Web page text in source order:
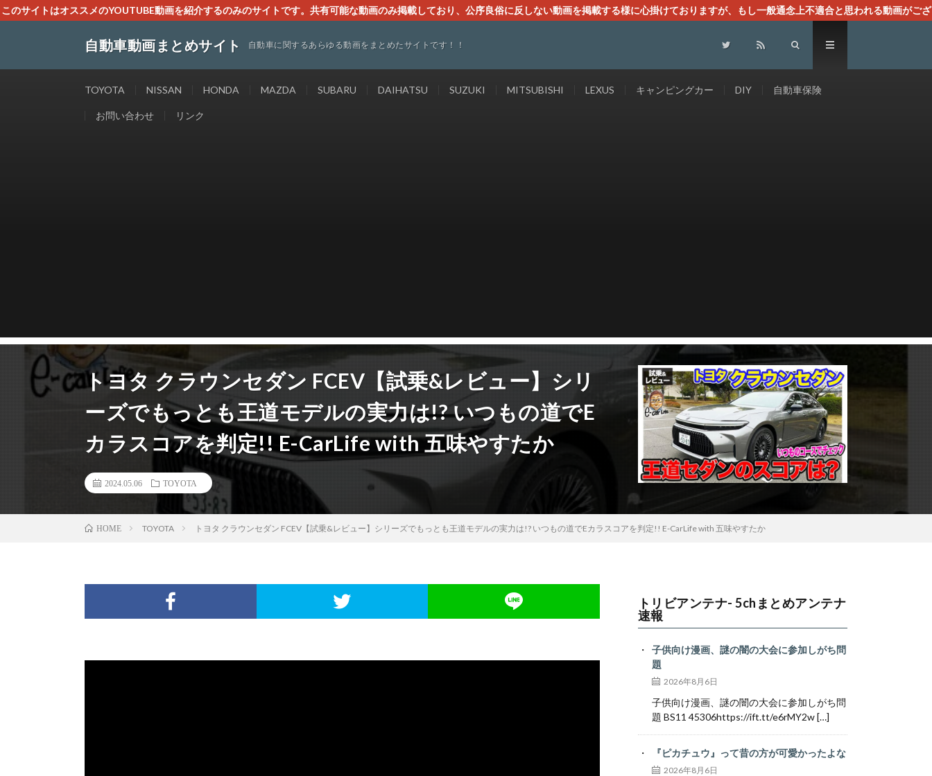
このサイトはオススメのYOUTUBE動画を紹介するのみのサイトです。共有可能な動画のみ掲載しており、公序良俗に反しない動画を掲載する様に心掛けておりますが、もし一般通念上不適合と思われる動画がござ
自動車動画まとめサイト 自動車に関するあらゆる動画をまとめたサイトです！！
TOYOTA NISSAN HONDA MAZDA SUBARU DAIHATSU SUZUKI MITSUBISHI LEXUS キャンピングカー DIY 自動車保険
お問い合わせ リンク
トヨタ クラウンセダン FCEV【試乗&レビュー】シリ
ーズでもっとも王道モデルの実力は!? いつもの道でE
カラスコアを判定!! E-CarLife with 五味やすたか
2024.05.06 TOYOTA
HOME TOYOTA トヨタ クラウンセダン FCEV【試乗&レビュー】シリーズでもっとも王道モデルの実力は!? いつもの道でEカラスコアを判定!! E-CarLife with 五味やすたか
トリビアンテナ- 5chまとめアンテナ
速報
子供向け漫画、謎の闇の大会に参加しがち問
題
2026年8月6日
子供向け漫画、謎の闇の大会に参加しがち問
題 BS11 45306https://ift.tt/e6rMY2w […]
『ピカチュウ』って昔の方が可愛かったよな
2026年8月6日